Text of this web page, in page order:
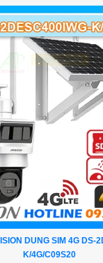
DUNG SIM 4G DS-
K/4G/C09S20